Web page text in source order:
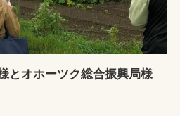
とオホーツク総合振興局様